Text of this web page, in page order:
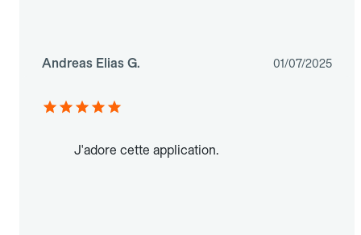
Andreas Elias G. 01/07/2025
J'adore cette application.